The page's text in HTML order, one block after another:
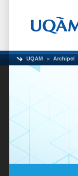
UQAM Archipel